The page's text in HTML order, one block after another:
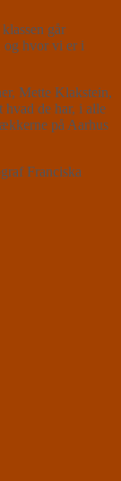
går
og hvor vi er i
Mette Klakstein,
hvad de har, i alle
på Aarhus
Franciska